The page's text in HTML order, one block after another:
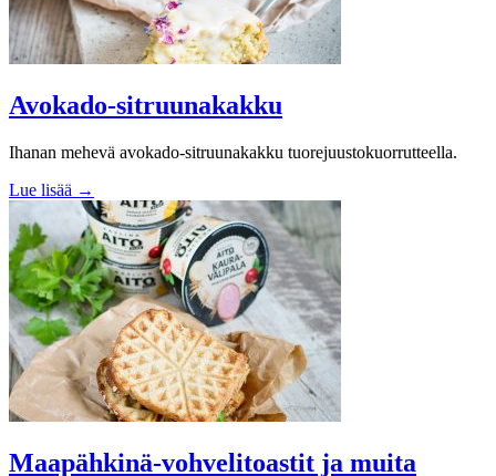
Avokado-sitruunakakku
Ihanan mehevä avokado-sitruunakakku tuorejuustokuorrutteella.
Lue lisää →
Maapähkinä-vohvelitoastit ja muita